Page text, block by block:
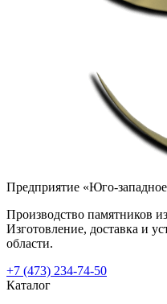
Предприятие «Юго-
Производство памятников
Изготовление, доставка и
области.
+7 (473) 234-74-50
Каталог